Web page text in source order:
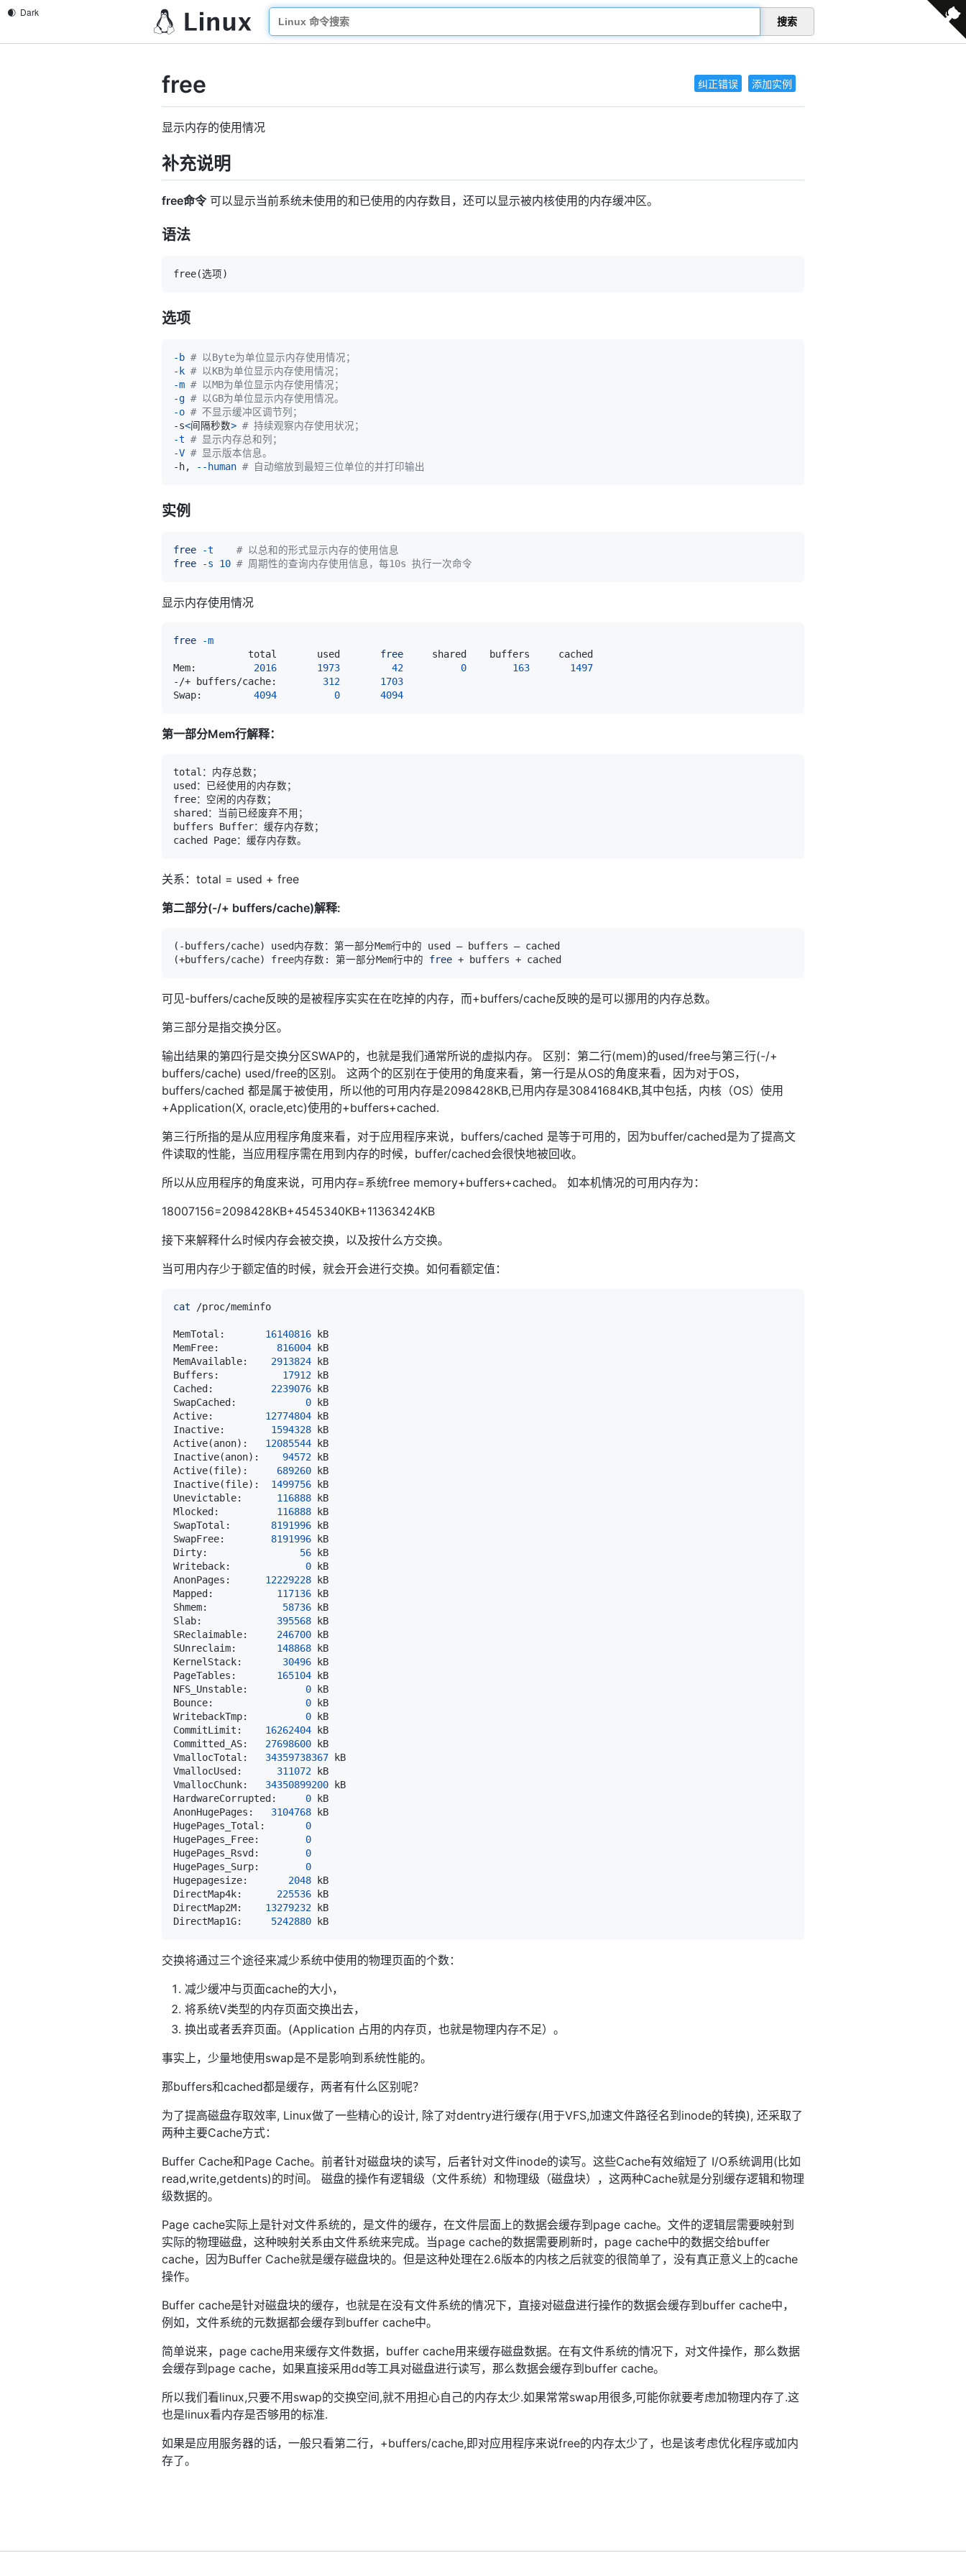
搜索
纠正错误 添加实例
free
显示内存的使用情况
补充说明
free命令可以显示当前系统未使用的和已使用的内存数目，还可以显示被内核使用的内存缓冲区。
语法
free(选项)
选项
-b # 以Byte为单位显示内存使用情况；
-k # 以KB为单位显示内存使用情况；
-m # 以MB为单位显示内存使用情况；
-g # 以GB为单位显示内存使用情况。
-o # 不显示缓冲区调节列；
-s<间隔秒数> # 持续观察内存使用状况；
-t # 显示内存总和列；
-V # 显示版本信息。
-h,
--human # 自动缩放到最短三位单位的并打印输出
实例
free -t
# 以总和的形式显示内存的使用信息
free
-s 10 # 周期性的查询内存使用信息，每10s 执行一次命令
显示内存使用情况
free
-m
             total       used
free
Mem: 2016 1973 42 0 163
1497
-/+ buffers/cache: 312
1703
Swap: 4094 0 4094
第一部分Mem行解释：
关系：total = used + free
第二部分(-/+ buffers/cache)解释:
( -buffers/cache)
(+buffers/cache) free内存数: 第一部分Mem行中的 free
可见-buffers/cache反映的是被程序实实在在吃掉的内存，而+buffers/cache反映的是可以挪用的内存总数。
第三部分是指交换分区。
输出结果的第四行是交换分区SWAP的，也就是我们通常所说的虚拟内存。 区别：第二行(mem)的used/free与第三行(-/+
buffers/cache) used/free的区别。 这两个的区别在于使用的角度来看，第一行是从OS的角度来看，因为对于OS，
buffers/cached 都是属于被使用，所以他的可用内存是2098428KB,已用内存是30841684KB,其中包括，内核（OS）使用
+Application(X, oracle,etc)使用的+buffers+cached.
第三行所指的是从应用程序角度来看，对于应用程序来说，buffers/cached 是等于可用的，因为buffer/cached是为了提高文
件读取的性能，当应用程序需在用到内存的时候，buffer/cached会很快地被回收。
所以从应用程序的角度来说，可用内存=系统free memory+buffers+cached。 如本机情况的可用内存为：
18007156=2098428KB+4545340KB+11363424KB
接下来解释什么时候内存会被交换，以及按什么方交换。
当可用内存少于额定值的时候，就会开会进行交换。如何看额定值：
cat
MemTotal: 16140816
MemFree: 816004
MemAvailable: 2913824
Buffers: 17912
Cached: 2239076
SwapCached: 0
Active: 12774804
Inactive: 1594328
Active(anon) : 12085544
Inactive(anon) : 94572
Active(file) : 689260
Inactive(file) : 1499756
Unevictable: 116888
Mlocked: 116888
SwapTotal: 8191996
SwapFree: 8191996
Dirty: 56
Writeback: 0
AnonPages: 12229228
Mapped: 117136
Shmem: 58736
Slab: 395568
SReclaimable: 246700
SUnreclaim: 148868
KernelStack: 30496
PageTables: 165104
NFS_Unstable: 0
Bounce: 0
WritebackTmp: 0
CommitLimit: 16262404
Committed_AS: 27698600
VmallocTotal: 34359738367
VmallocUsed: 311072
VmallocChunk: 34350899200
HardwareCorrupted: 0
AnonHugePages: 3104768
HugePages_Total: 0
HugePages_Free: 0
HugePages_Rsvd: 0
HugePages_Surp: 0
Hugepagesize: 2048
DirectMap4k: 225536
DirectMap2M: 13279232
DirectMap1G: 5242880
交换将通过三个途径来减少系统中使用的物理页面的个数：
减少缓冲与页面cache的大小，
将系统V类型的内存页面交换出去，
换出或者丢弃页面。(Application 占用的内存页，也就是物理内存不足）。
事实上，少量地使用swap是不是影响到系统性能的。
那buffers和cached都是缓存，两者有什么区别呢？
为了提高磁盘存取效率, Linux做了一些精心的设计, 除了对dentry进行缓存(用于VFS,加速文件路径名到inode的转换), 还采取了
两种主要Cache方式：
Buffer Cache和Page Cache。前者针对磁盘块的读写，后者针对文件inode的读写。这些Cache有效缩短了 I/O系统调用(比如
read,write,getdents)的时间。 磁盘的操作有逻辑级（文件系统）和物理级（磁盘块），这两种Cache就是分别缓存逻辑和物理
级数据的。
Page cache实际上是针对文件系统的，是文件的缓存，在文件层面上的数据会缓存到page cache。文件的逻辑层需要映射到
实际的物理磁盘，这种映射关系由文件系统来完成。当page cache的数据需要刷新时，page cache中的数据交给buffer
cache，因为Buffer Cache就是缓存磁盘块的。但是这种处理在2.6版本的内核之后就变的很简单了，没有真正意义上的cache
操作。
Buffer cache是针对磁盘块的缓存，也就是在没有文件系统的情况下，直接对磁盘进行操作的数据会缓存到buffer cache中，
例如，文件系统的元数据都会缓存到buffer cache中。
简单说来，page cache用来缓存文件数据，buffer cache用来缓存磁盘数据。在有文件系统的情况下，对文件操作，那么数据
会缓存到page cache，如果直接采用dd等工具对磁盘进行读写，那么数据会缓存到buffer cache。
所以我们看linux,只要不用swap的交换空间,就不用担心自己的内存太少.如果常常swap用很多,可能你就要考虑加物理内存了.这
也是linux看内存是否够用的标准.
如果是应用服务器的话，一般只看第二行，+buffers/cache,即对应用程序来说free的内存太少了，也是该考虑优化程序或加内
存了。